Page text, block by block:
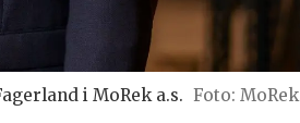
i MoRek a.s. Foto: MoRek